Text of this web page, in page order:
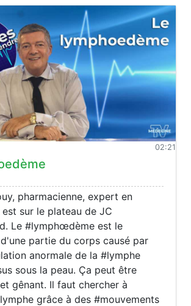
02:21
pharmacienne, expert en
sur le plateau de JC
Le #lymphœdème est le
partie du corps causé par
anormale de la #lymphe
sous la peau. Ça peut être
gênant. Il faut chercher à
grâce à des #mouvements